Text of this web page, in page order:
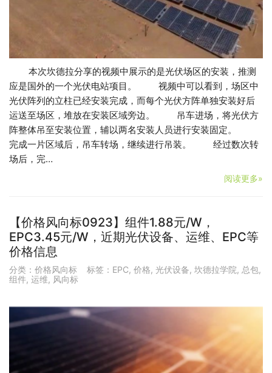
本次坎德拉分享的视频中展示的是光伏场区的安装，推测
应是国外的一个光伏电站项目。 视频中可以看到，场区中
光伏阵列的立柱已经安装完成，而每个光伏方阵单独安装好后
运送至场区，堆放在安装区域旁边。 吊车进场，将光伏方
阵整体吊至安装位置，辅以两名安装人员进行安装固定。
完成一片区域后，吊车转场，继续进行吊装。 经过数次转
场后，完…
阅读更多»
【价格风向标0923】组件1.88元/W，
EPC3.45元/W，近期光伏设备、运维、EPC等
价格信息
分类： 价格风向标 标签： EPC, 价格, 光伏设备, 坎德拉学院, 总包,
组件, 运维, 风向标